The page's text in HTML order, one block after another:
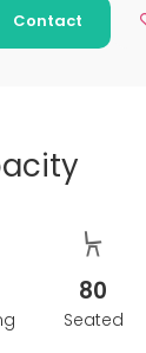
Contact
80
Seated